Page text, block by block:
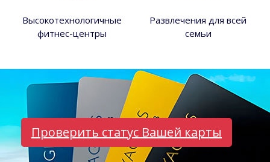
Высокотехнологичные
фитнес-центры
Развлечения для всей
семьи
Проверить статус Вашей карты